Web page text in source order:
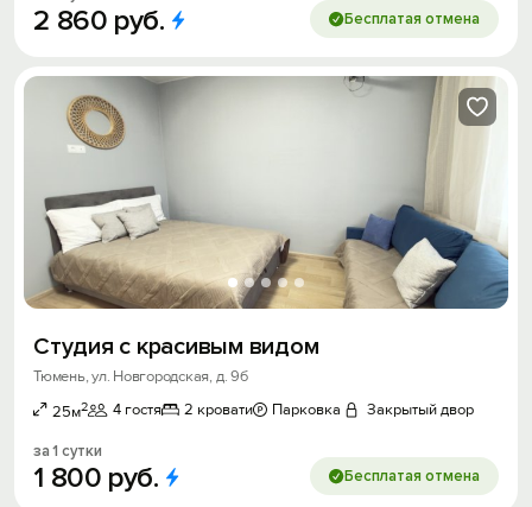
2 860 руб. Бесплатая отмена
Студия с красивым видом
Тюмень, ул. Новгородская, д. 9б
25м2 4 гостя 2 кровати Парковка Закрытый двор
за 1 сутки
1 800 руб. Бесплатая отмена